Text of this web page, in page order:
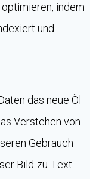
indem
und
das neue Öl
Verstehen von
Gebrauch
Bild-zu-Text-